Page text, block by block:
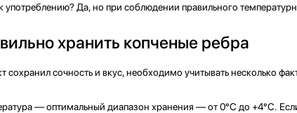
употреблению? Да, но при соблюдении правильного
хранить копченые ребра
сохранил сочность и вкус, необходимо учитывать несколько
— оптимальный диапазон хранения — от 0°C до +4°C.